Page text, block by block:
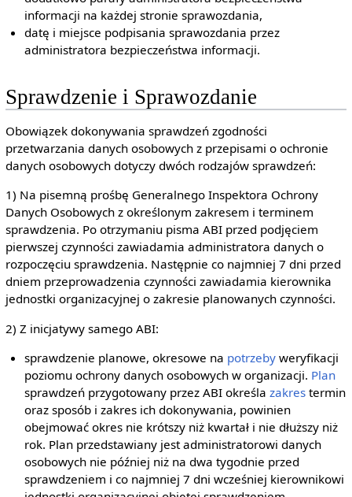
informacji na każdej stronie sprawozdania,
datę i miejsce podpisania sprawozdania przez
administratora bezpieczeństwa informacji.
Sprawdzenie i Sprawozdanie
Obowiązek dokonywania sprawdzeń zgodności
przetwarzania danych osobowych z przepisami o ochronie
danych osobowych dotyczy dwóch rodzajów sprawdzeń:
1) Na pisemną prośbę Generalnego Inspektora Ochrony
Danych Osobowych z określonym zakresem i terminem
sprawdzenia. Po otrzymaniu pisma ABI przed podjęciem
pierwszej czynności zawiadamia administratora danych o
rozpoczęciu sprawdzenia. Następnie co najmniej 7 dni przed
dniem przeprowadzenia czynności zawiadamia kierownika
jednostki organizacyjnej o zakresie planowanych czynności.
2) Z inicjatywy samego ABI:
sprawdzenie planowe, okresowe na potrzeby weryfikacji
poziomu ochrony danych osobowych w organizacji. Plan
sprawdzeń przygotowany przez ABI określazakres termin
oraz sposób i zakres ich dokonywania, powinien
obejmować okres nie krótszy niż kwartał i nie dłuższy niż
rok. Plan przedstawiany jest administratorowi danych
osobowych nie później niż na dwa tygodnie przed
sprawdzeniem i co najmniej 7 dni wcześniej kierownikowi